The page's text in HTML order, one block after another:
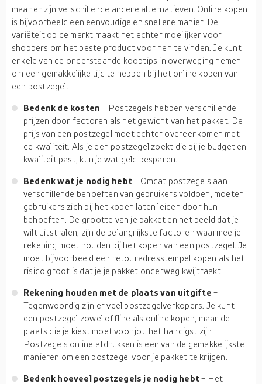
maar er zijn verschillende andere alternatieven. Online kopen
is bijvoorbeeld een eenvoudige en snellere manier. De
variëteit op de markt maakt het echter moeilijker voor
shoppers om het beste product voor hen te vinden. Je kunt
enkele van de onderstaande kooptips in overweging nemen
om een gemakkelijke tijd te hebben bij het online kopen van
een postzegel.
Bedenk de kosten - Postzegels hebben verschillende
prijzen door factoren als het gewicht van het pakket. De
prijs van een postzegel moet echter overeenkomen met
de kwaliteit. Als je een postzegel zoekt die bij je budget en
kwaliteit past, kun je wat geld besparen.
Bedenk wat je nodig hebt- Omdat postzegels aan
verschillende behoeften van gebruikers voldoen, moeten
gebruikers zich bij het kopen laten leiden door hun
behoeften. De grootte van je pakket en het beeld dat je
wilt uitstralen, zijn de belangrijkste factoren waarmee je
rekening moet houden bij het kopen van een postzegel. Je
moet bijvoorbeeld een retouradresstempel kopen als het
risico groot is dat je je pakket onderweg kwijtraakt.
Rekening houden met de plaats van uitgifte -
Tegenwoordig zijn er veel postzegelverkopers. Je kunt
een postzegel zowel offline als online kopen, maar de
plaats die je kiest moet voor jou het handigst zijn.
Postzegels online afdrukken is een van de gemakkelijkste
manieren om een postzegel voor je pakket te krijgen.
Bedenk hoeveel postzegels je nodig hebt- Het